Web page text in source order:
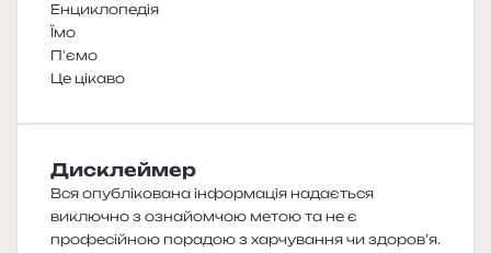
Енциклопедія
Їмо
П'ємо
Це цікаво
Дисклеймер
Вся опублікована інформація надається
виключно з ознайомчою метою та не є
професійною порадою з харчування чи здоров’я.